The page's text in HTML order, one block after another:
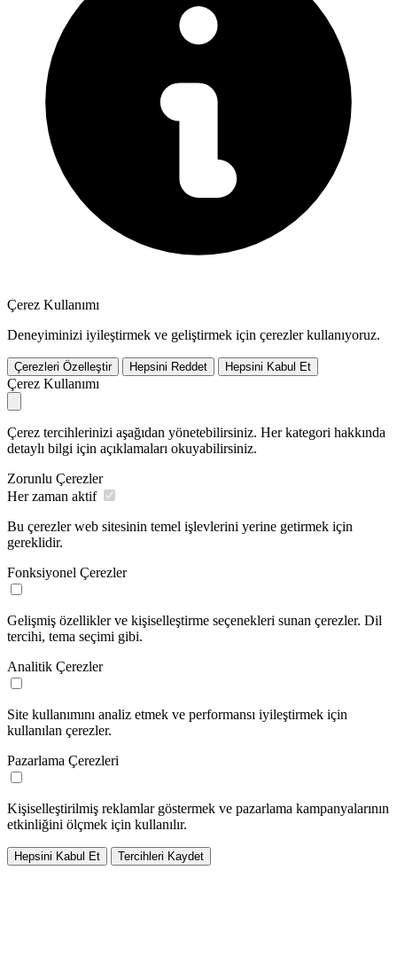
Çerez Kullanımı
Deneyiminizi iyileştirmek ve geliştirmek için çerezler kullanıyoruz.
Çerezleri Özelleştir Hepsini Reddet Hepsini Kabul Et
Çerez Kullanımı
Çerez tercihlerinizi aşağıdan yönetebilirsiniz. Her kategori hakkında
detaylı bilgi için açıklamaları okuyabilirsiniz.
Zorunlu Çerezler
Her zaman aktif
Bu çerezler web sitesinin temel işlevlerini yerine getirmek için
gereklidir.
Fonksiyonel Çerezler
Gelişmiş özellikler ve kişiselleştirme seçenekleri sunan çerezler. Dil
tercihi, tema seçimi gibi.
Analitik Çerezler
Site kullanımını analiz etmek ve performansı iyileştirmek için
kullanılan çerezler.
Pazarlama Çerezleri
Kişiselleştirilmiş reklamlar göstermek ve pazarlama kampanyalarının
etkinliğini ölçmek için kullanılır.
Hepsini Kabul Et Tercihleri Kaydet